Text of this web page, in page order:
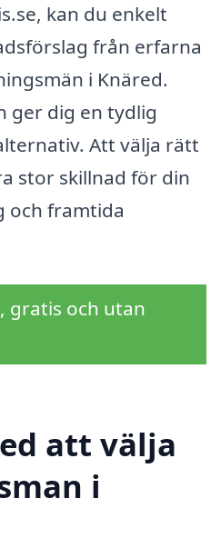
kan du enkelt
från erfarna
i Knäred.
ger dig en tydlig
Att välja rätt
stor skillnad för din
och framtida
gratis och utan
att välja
i